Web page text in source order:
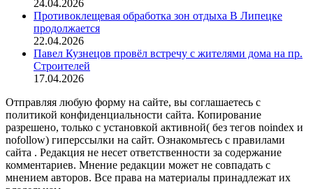
24.04.2026
Противоклещевая обработка зон отдыха В Липецке
продолжается
22.04.2026
Павел Кузнецов провёл встречу с жителями дома на пр.
Строителей
17.04.2026
Отправляя любую форму на сайте, вы соглашаетесь с
политикой конфиденциальности сайта. Копирование
разрешено, только с установкой активной( без тегов noindex и
nofollow) гиперссылки на сайт. Ознакомьтесь с правилами
сайта . Редакция не несет ответственности за содержание
комментариев. Мнение редакции может не совпадать с
мнением авторов. Все права на материалы принадлежат их